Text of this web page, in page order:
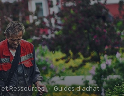
et Ressources Guides d'achat